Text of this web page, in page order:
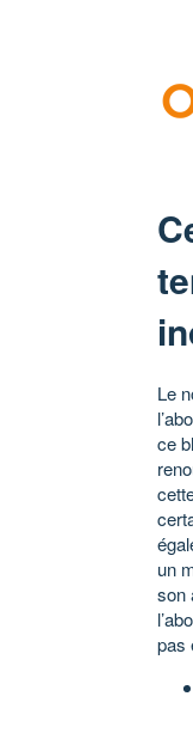
Le
ce
un
son
pas